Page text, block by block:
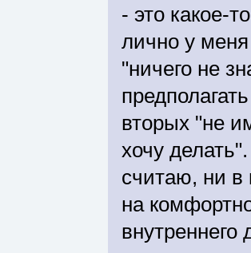
- это какое-
лично у
"ничего не
вторых "не
хочу
считаю, ни
на